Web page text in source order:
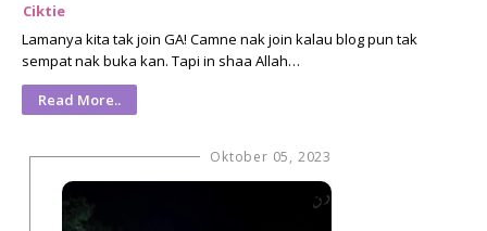
Ciktie
Lamanya kita tak join GA! Camne nak join kalau blog pun tak
sempat nak buka kan. Tapi in shaa Allah…
Read More..
Oktober 05, 2023